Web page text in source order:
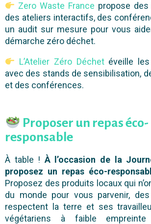
Zero Waste France propose
des ateliers interactifs, des
un audit sur mesure pour vous
démarche zéro déchet.
L’Atelier Zéro Déchet éveille
avec des stands de sensibilisation,
et des conférences.
Proposer un repas éco-
responsable
À table ! À l’occasion de la
proposez un repas éco-
Proposez des produits locaux qui
du monde pour vous parvenir,
respectent la terre et ses
végétariens à faible empreinte